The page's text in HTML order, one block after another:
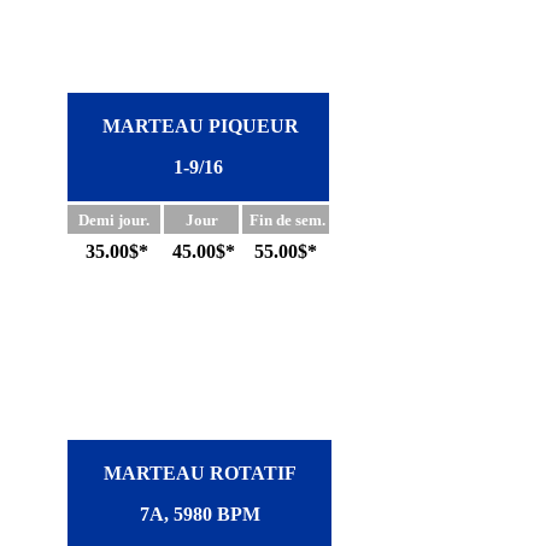
MARTEAU PIQUEUR
1-9/16
Demi jour. Jour Fin de sem.
35.00$* 45.00$* 55.00$*
MARTEAU ROTATIF
7A, 5980 BPM